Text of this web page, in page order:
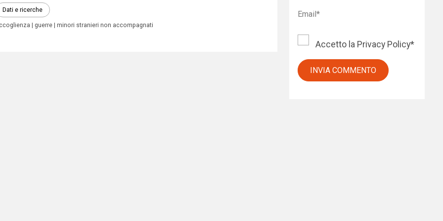
Dati e ricerche
guerre minori stranieri non accompagnati
Accetto la Privacy Policy*